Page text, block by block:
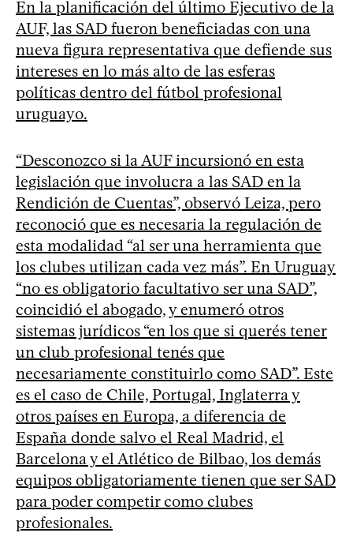
En la planificación del último Ejecutivo de la
AUF, las SAD fueron beneficiadas con una
nueva figura representativa que defiende sus
intereses en lo más alto de las esferas
políticas dentro del fútbol profesional
uruguayo.
“Desconozco si la AUF incursionó en esta
legislación que involucra a las SAD en la
Rendición de Cuentas”, observó Leiza, pero
reconoció que es necesaria la regulación de
esta modalidad “al ser una herramienta que
los clubes utilizan cada vez más”. En Uruguay
“no es obligatorio facultativo ser una SAD”,
coincidió el abogado, y enumeró otros
sistemas jurídicos “en los que si querés tener
un club profesional tenés que
necesariamente constituirlo como SAD”. Este
es el caso de Chile, Portugal, Inglaterra y
otros países en Europa, a diferencia de
España donde salvo el Real Madrid, el
Barcelona y el Atlético de Bilbao, los demás
equipos obligatoriamente tienen que ser SAD
para poder competir como clubes
profesionales.